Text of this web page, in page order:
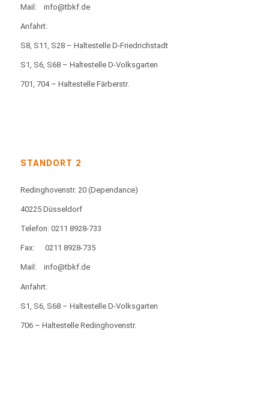
Mail: info@tbkf.de
Anfahrt:
S8, S11, S28 – Haltestelle D-Friedrichstadt
S1, S6, S68 – Haltestelle D-Volksgarten
701, 704 – Haltestelle Färberstr.
STANDORT 2
Redinghovenstr. 20 (Dependance)
40225 Düsseldorf
Telefon: 0211 8928-733
Fax: 0211 8928-735
Mail: info@tbkf.de
Anfahrt:
S1, S6, S68 – Haltestelle D-Volksgarten
706 – Haltestelle Redinghovenstr.